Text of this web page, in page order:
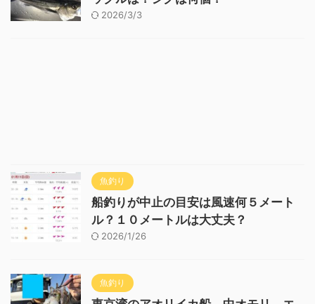
2026/3/3
魚釣り
船釣りが中止の目安は風速何５メート
ル？１０メートルは大丈夫？
2026/1/26
魚釣り